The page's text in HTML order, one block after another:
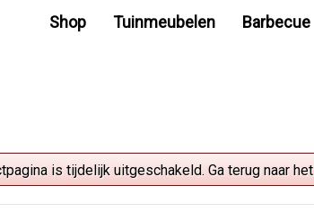
Shop Tuinmeubelen Barbecue
is tijdelijk uitgeschakeld. Ga terug naar het